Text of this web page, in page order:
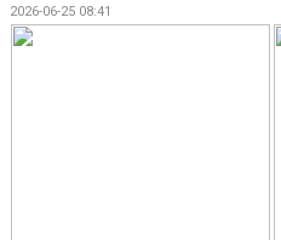
2026-06-25 08:41